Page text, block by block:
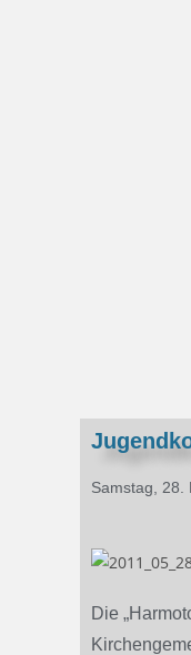
Samstag, 28.
Die